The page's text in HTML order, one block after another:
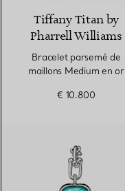
Tiffany Titan by
Pharrell Williams
Bracelet parsemé de
maillons Medium en or
€ 10.800